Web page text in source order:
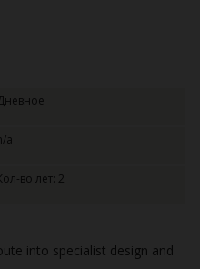
a
во лет: 2
into specialist design and